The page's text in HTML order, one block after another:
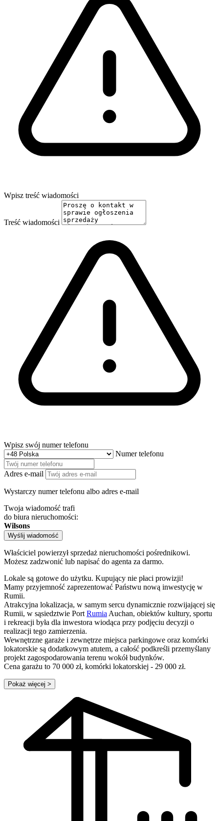
Wpisz treść wiadomości
Treść wiadomości
Wpisz swój numer telefonu
Numer telefonu
Adres e-mail
Wystarczy numer telefonu albo adres e-mail
Twoja wiadomość trafi
do biura nieruchomości:
Wilsons
Wyślij wiadomość
Właściciel powierzył sprzedaż nieruchomości pośrednikowi.
Możesz zadzwonić lub napisać do agenta za darmo.
Lokale są gotowe do użytku. Kupujący nie płaci prowizji!
Mamy przyjemność zaprezentować Państwu nową inwestycję w
Rumii.
Atrakcyjna lokalizacja, w samym sercu dynamicznie rozwijającej się
Rumii, w sąsiedztwie Port Rumia Auchan, obiektów kultury, sportu
i rekreacji była dla inwestora wiodąca przy podjęciu decyzji o
realizacji tego zamierzenia.
Wewnętrzne garaże i zewnętrze miejsca parkingowe oraz komórki
lokatorskie są dodatkowym atutem, a całość podkreśli przemyślany
projekt zagospodarowania terenu wokół budynków.
Cena garażu to 70 000 zł, komórki lokatorskiej - 29 000 zł.
Pokaż więcej >